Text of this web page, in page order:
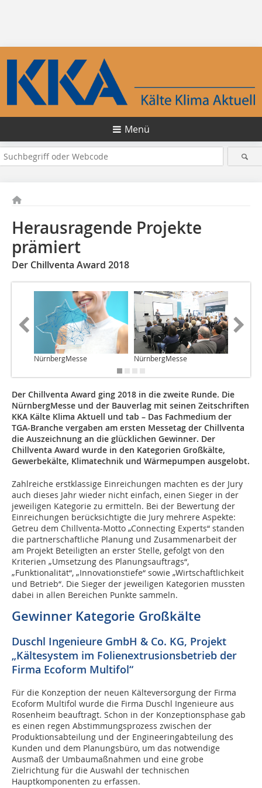
Menü
Herausragende Projekte
prämiert
Der Chillventa Award 2018
NürnbergMesse NürnbergMesse
Der Chillventa Award ging 2018 in die zweite Runde. Die
NürnbergMesse und der Bauverlag mit seinen Zeitschriften
KKA Kälte Klima Aktuell und tab – Das Fachmedium der
TGA-Branche vergaben am ersten Messetag der Chillventa
die Auszeichnung an die glücklichen Gewinner. Der
Chillventa Award wurde in den Kategorien Großkälte,
Gewerbekälte, Klimatechnik und Wärmepumpen ausgelobt.
Zahlreiche erstklassige Einreichungen machten es der Jury
auch dieses Jahr wieder nicht einfach, einen Sieger in der
jeweiligen Kategorie zu ermitteln. Bei der Bewertung der
Einreichungen berücksichtigte die Jury mehrere Aspekte:
Getreu dem Chillventa-Motto „Connecting Experts“ standen
die partnerschaftliche Planung und Zusammenarbeit der
am Projekt Beteiligten an erster Stelle, gefolgt von den
Kriterien „Umsetzung des Planungsauftrags“,
„Funktionalität“, „Innovationstiefe“ sowie „Wirtschaftlichkeit
und Betrieb“. Die Sieger der jeweiligen Kategorien mussten
dabei in allen Bereichen Punkte sammeln.
Gewinner Kategorie Großkälte
Duschl Ingenieure GmbH & Co. KG, Projekt
„Kältesystem im Folienextrusionsbetrieb der
Firma Ecoform Multifol“
Für die Konzeption der neuen Kälteversorgung der Firma
Ecoform Multifol wurde die Firma Duschl Ingenieure aus
Rosenheim beauftragt. Schon in der Konzeptionsphase gab
es einen regen Abstimmungsprozess zwischen der
Produktionsabteilung und der Engineeringabteilung des
Kunden und dem Planungsbüro, um das notwendige
Ausmaß der Umbaumaßnahmen und eine grobe
Zielrichtung für die Auswahl der technischen
Hauptkomponenten zu erfassen.